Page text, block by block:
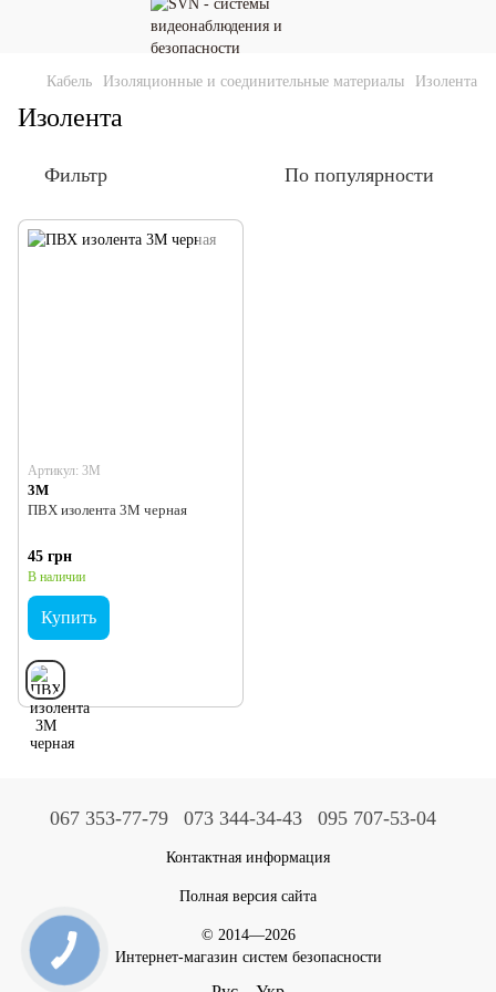
Кабель Изоляционные и соединительные материалы Изолента
Изолента
Фильтр По популярности
Артикул: 3М
3M
ПВХ изолента 3М черная
45 грн
В наличии
Купить
067 353-77-79 073 344-34-43 095 707-53-04
Контактная информация
Полная версия сайта
© 2014—2026
Интернет-магазин систем безопасности